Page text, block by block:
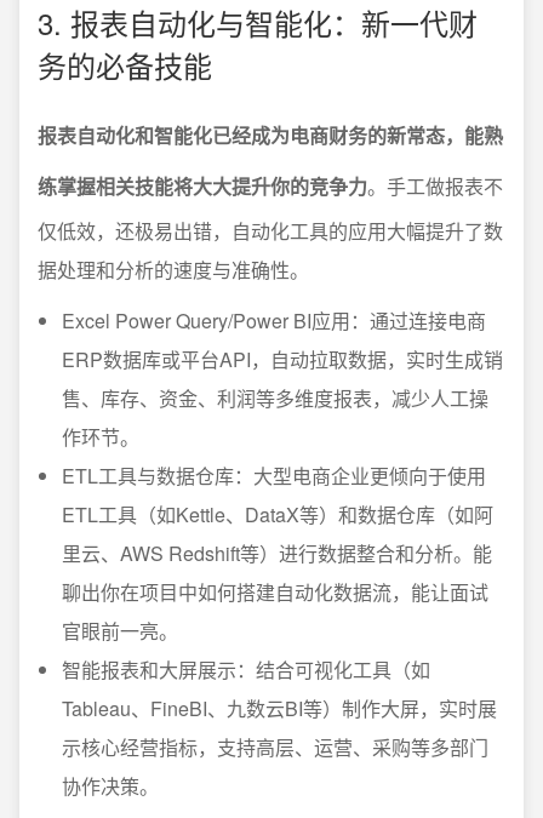
3. 报表自动化与智能化：新一代财
务的必备技能
报表自动化和智能化已经成为电商财务的新常态，能熟
练掌握相关技能将大大提升你的竞争力。手工做报表不
仅低效，还极易出错，自动化工具的应用大幅提升了数
据处理和分析的速度与准确性。
Excel Power Query/Power BI应用：通过连接电商
ERP数据库或平台API，自动拉取数据，实时生成销
售、库存、资金、利润等多维度报表，减少人工操
作环节。
ETL工具与数据仓库：大型电商企业更倾向于使用
ETL工具（如Kettle、DataX等）和数据仓库（如阿
里云、AWS Redshift等）进行数据整合和分析。能
聊出你在项目中如何搭建自动化数据流，能让面试
官眼前一亮。
智能报表和大屏展示：结合可视化工具（如
Tableau、FineBI、九数云BI等）制作大屏，实时展
示核心经营指标，支持高层、运营、采购等多部门
协作决策。